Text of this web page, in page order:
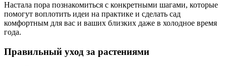
Настала пора познакомиться с конкретными шагами, которые
помогут воплотить идеи на практике и сделать сад
комфортным для вас и ваших близких даже в холодное время
года.
Правильный уход за растениями